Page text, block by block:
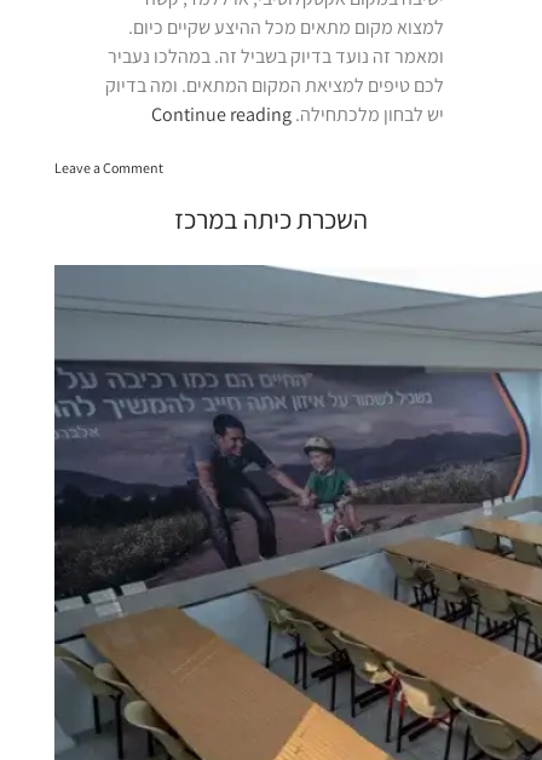
למצוא מקום מתאים מכל ההיצע שקיים כיום.
ומאמר זה נועד בדיוק בשביל זה. במהלכו נעביר
לכם טיפים למציאת המקום המתאים. ומה בדיוק
יש לבחון מלכתחילה. Continue reading“השכרת
בתל
Leave a Commenton
בתלהשכרת כיתה במרכז